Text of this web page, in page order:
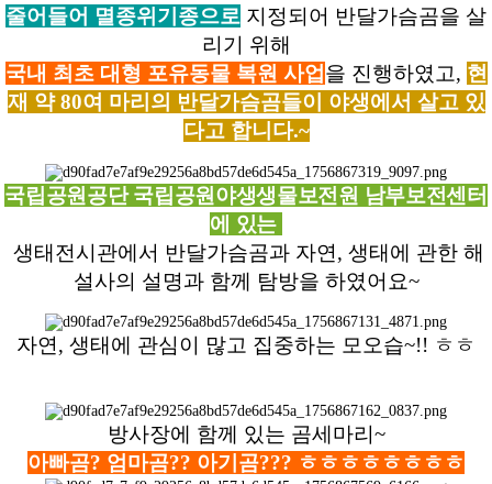
줄어들어 멸종위기종으로 지정되어 반달가슴곰을 살
리기 위해
국내 최초 대형 포유동물 복원 사업 을 진행하였고, 현
재 약 80여 마리의 반달가슴곰들이 야생에서 살고 있
다고 합니다.~
국립공원공단 국립공원야생생물보전원 남부보전센터
에 있는
생태전시관에서 반달가슴곰과 자연, 생태에 관한 해
설사의 설명과 함께 탐방을 하였어요~
자연, 생태에 관심이 많고 집중하는 모오습~!! ㅎㅎ
방사장에 함께 있는 곰세마리~
아빠곰? 엄마곰?? 아기곰??? ㅎㅎㅎㅎㅎㅎㅎㅎ